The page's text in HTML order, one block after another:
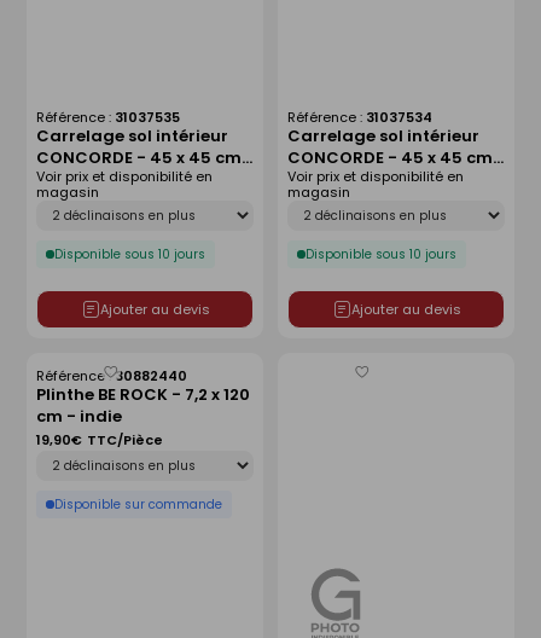
Carrelage sol intérieur
CONCORDE - 45 x 45 cm
ép.8 mm - acier
Référence : 31037535
Déclinaison
Disponible sous 10 jours
Voir prix et disponibilité en
magasin
Ajouter au devis
Carrelage sol intérieur
CONCORDE - 45 x 45 cm
ép.8 mm - beige
Référence : 31037534
Déclinaison
Disponible sous 10 jours
Voir prix et disponibilité en
magasin
Ajouter au devis
Plinthe BE ROCK - 7,2 x 120
cm - indie
Référence :30882440
Disponible sur commande
19,90€ TTC/Pièce
Enregistrer
comme
liste
Enregistrer